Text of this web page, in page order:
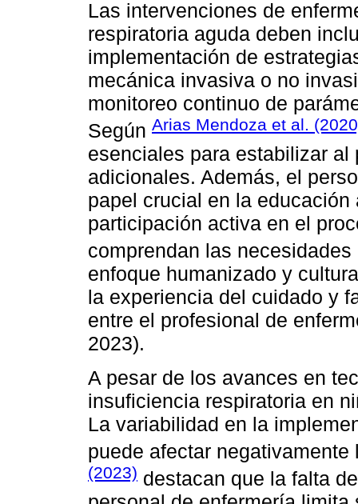
Las intervenciones de
respiratoria aguda deben
implementación de
mecánica invasiva o no
monitoreo continuo de
Según Arias Mendoza et al.
esenciales para estabilizar
adicionales. Además, el
papel crucial en la
participación activa en el
comprendan las
enfoque humanizado y
la experiencia del cuidado y
entre el profesional de
2023).
A pesar de los avances en
insuficiencia respiratoria en
La variabilidad en la
puede afectar
(2023) destacan que la falta